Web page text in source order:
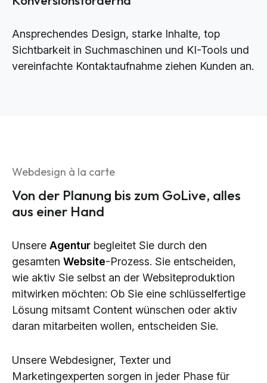
Ansprechendes Design, starke Inhalte, top
Sichtbarkeit in Suchmaschinen und KI-Tools und
vereinfachte Kontaktaufnahme ziehen Kunden an.
Webdesign à la carte
Von der Planung bis zum GoLive, alles
aus einer Hand
Unsere Agentur begleitet Sie durch den
gesamten Website-Prozess. Sie entscheiden,
wie aktiv Sie selbst an der Websiteproduktion
mitwirken möchten: Ob Sie eine schlüsselfertige
Lösung mitsamt Content wünschen oder aktiv
daran mitarbeiten wollen, entscheiden Sie.
Unsere Webdesigner, Texter und
Marketingexperten sorgen in jeder Phase für